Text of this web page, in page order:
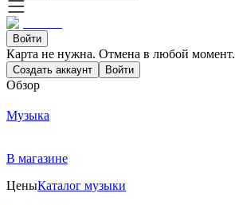
Войти
Карта не нужна. Отмена в любой момент.
Создать аккаунт Войти
Обзор
Музыка
В магазине
ЦеныКаталог музыки